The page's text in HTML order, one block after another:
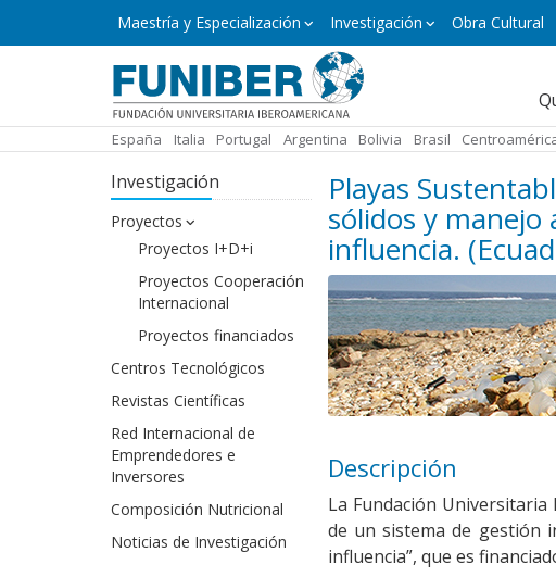
y
Maestría y Especialización Investigación Obra Cultural
España Italia Portugal Argentina Bolivia Brasil
Investigación
Proyectos
Proyectos I+D+i
Proyectos Cooperación
Internacional
Proyectos financiados
Centros Tecnológicos
Revistas Científicas
Red Internacional de
Emprendedores e
Inversores
Composición Nutricional
Noticias de Investigación
Playas
sólidos y
influencia.
Descripción
La Fundación Universitaria
de un sistema de gestión
influencia”, que es